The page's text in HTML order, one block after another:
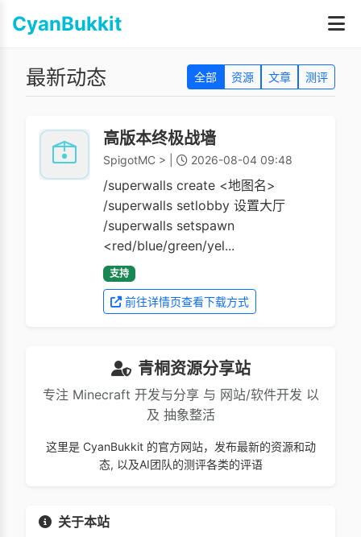
CyanBukkit
最新动态 全部 资源 文章 测评
高版本终极战墙
SpigotMC > | 2026-08-04 09:48
/superwalls create <地图名>
/superwalls setlobby 设置大厅
/superwalls setspawn
<red/blue/green/yel...
支持
前往详情页查看下载方式
青桐资源分享站
专注 Minecraft 开发与分享 与 网站/软件开发 以
及 抽象整活
这里是 CyanBukkit 的官方网站，发布最新的资源和动
态, 以及AI团队的测评各类的评语
关于本站